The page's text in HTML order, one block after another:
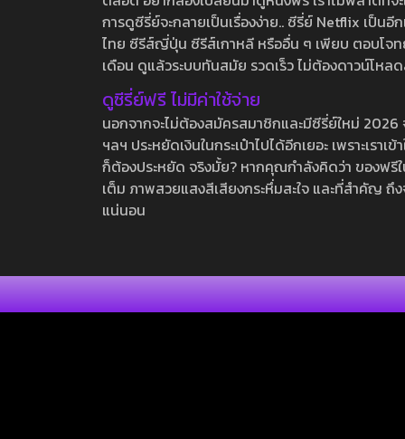
การดูซีรี่ย์จะกลายเป็นเรื่องง่าย.. ซีรี่ย์ Netflix เป็น
ไทย ซีรีส์ญี่ปุ่น ซีรีส์เกาหลี หรืออื่น ๆ เพียบ ตอบโจท
เดือน ดูแล้วระบบทันสมัย รวดเร็ว ไม่ต้องดาวน์โห
ดูซีรี่ย์ฟรี ไม่มีค่าใช้จ่าย
นอกจากจะไม่ต้องสมัครสมาชิกและมีซีรี่ย์ใหม่
ฯลฯ ประหยัดเงินในกระเป๋าไปได้อีกเยอะ เพราะเร
ก็ต้องประหยัด จริงมั้ย? หากคุณกำลังคิดว่า ของฟ
เต็ม ภาพสวยแสงสีเสียงกระหึ่มสะใจ และที่สำคัญ
แน่นอน